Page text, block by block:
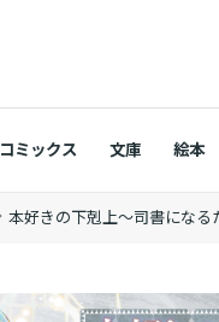
コミックス 文庫 絵本
本好きの下剋上～司書になる